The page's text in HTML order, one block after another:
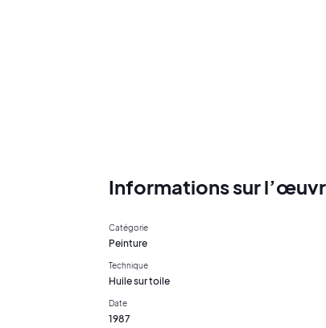
Informations sur
Catégorie
Peinture
Technique
Huile sur toile
Date
1987